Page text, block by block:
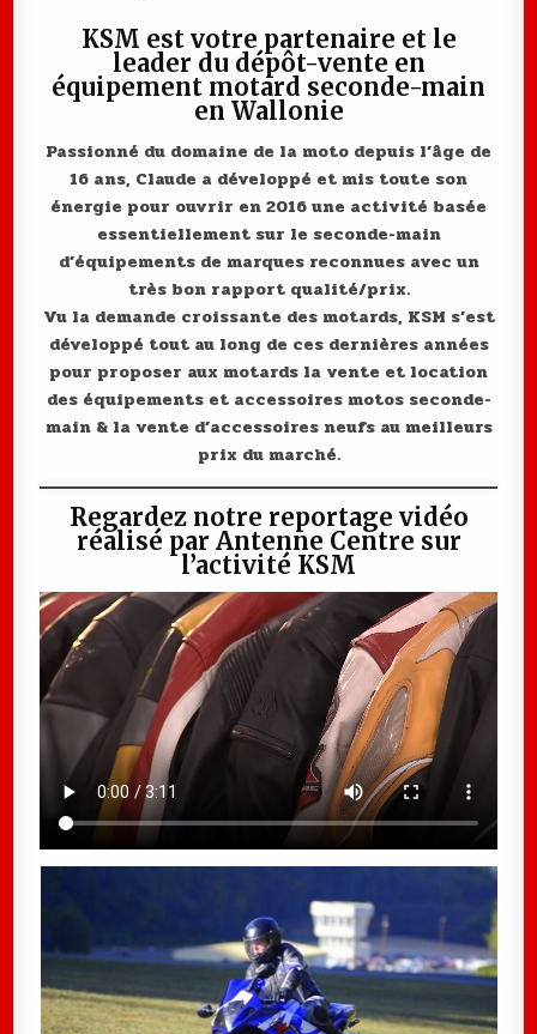
KSM est votre partenaire et le
leader du dépôt-vente en
équipement motard seconde-main
en Wallonie
Passionné du domaine de la moto depuis l’âge de
16 ans, Claude a développé et mis toute son
énergie pour ouvrir en 2016 une activité basée
essentiellement sur le seconde-main
d’équipements de marques reconnues avec un
très bon rapport qualité/prix.
Vu la demande croissante des motards, KSM s’est
développé tout au long de ces dernières années
pour proposer aux motards la vente et location
des équipements et accessoires motos seconde-
main & la vente d’accessoires neufs au meilleurs
prix du marché.
Regardez notre reportage vidéo
réalisé par Antenne Centre sur
l’activité KSM